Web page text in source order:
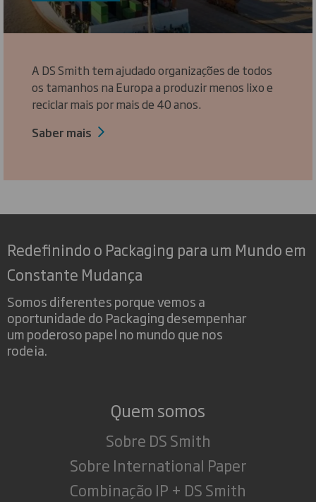
A DS Smith tem ajudado organizações de todos
os tamanhos na Europa a produzir menos lixo e
reciclar mais por mais de 40 anos.
Saber mais
Redefinindo o Packaging para um Mundo em
Constante Mudança
Somos diferentes porque vemos a
oportunidade do Packaging desempenhar
um poderoso papel no mundo que nos
rodeia.
Quem somos
Sobre DS Smith
Sobre International Paper
Combinação IP + DS Smith